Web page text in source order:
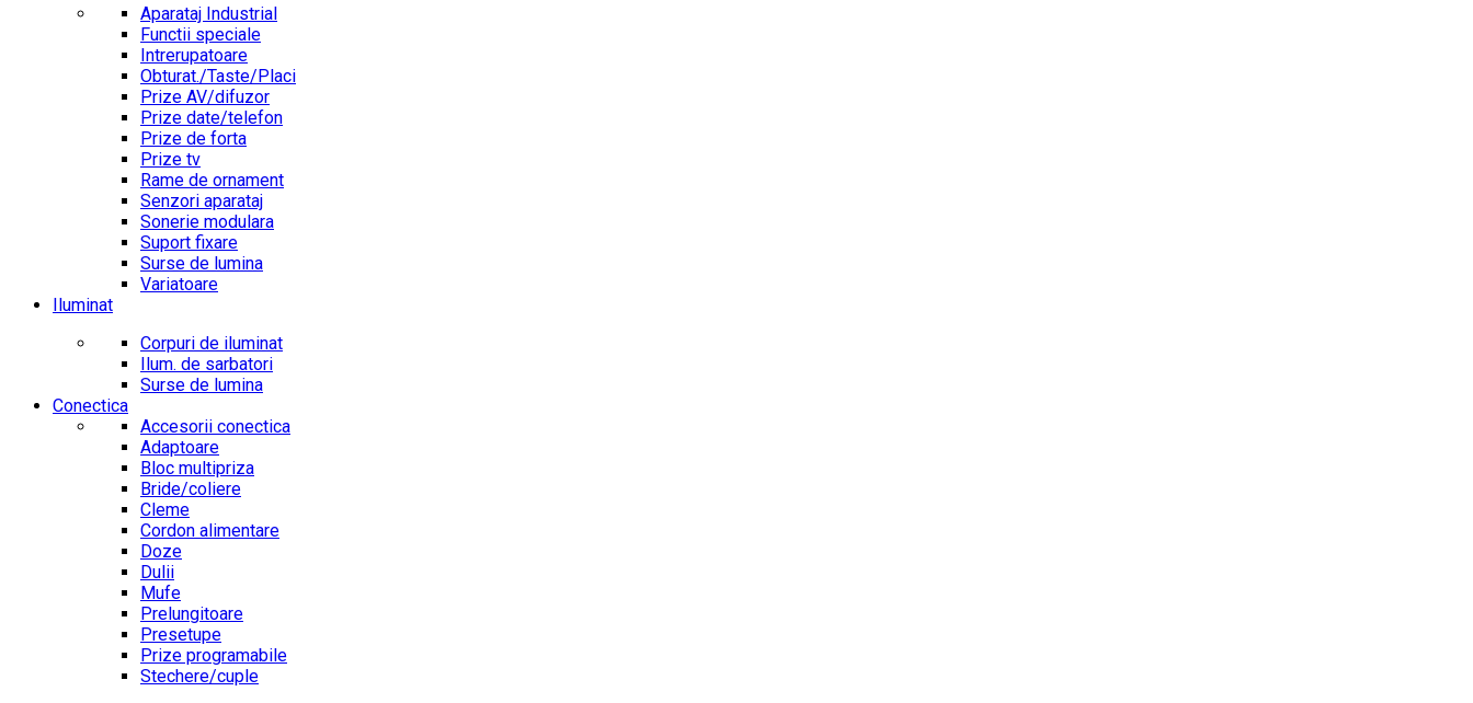
Aparataj Industrial
Functii speciale
Intrerupatoare
Obturat./Taste/Placi
Prize AV/difuzor
Prize date/telefon
Prize de forta
Prize tv
Rame de ornament
Senzori aparataj
Sonerie modulara
Suport fixare
Surse de lumina
Variatoare
Iluminat
Corpuri de iluminat
Ilum. de sarbatori
Surse de lumina
Conectica
Accesorii conectica
Adaptoare
Bloc multipriza
Bride/coliere
Cleme
Cordon alimentare
Doze
Dulii
Mufe
Prelungitoare
Presetupe
Prize programabile
Stechere/cuple